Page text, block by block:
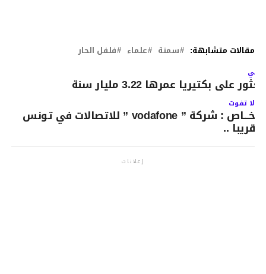
مقالات متشابهة: سمنة علماء فلفل الحار
على بكتيريا عمرها 3.22 مليار سنة
لا تفوت
خـــاص : شركة ” vodafone ” للاتصالات في تونس
قريبا ..
إعلانات